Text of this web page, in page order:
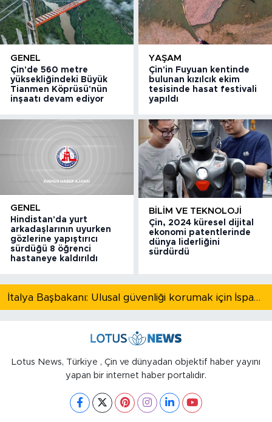
GENEL
Çin'de 560 metre
yüksekliğindeki Büyük
Tianmen Köprüsü'nün
inşaatı devam ediyor
YAŞAM
Çin'in Fuyuan kentinde
bulunan kızılcık ekim
tesisinde hasat festivali
yapıldı
GENEL
Hindistan'da yurt
arkadaşlarının uyurken
gözlerine yapıştırıcı
sürdüğü 8 öğrenci
hastaneye kaldırıldı
BILIM VE TEKNOLOJI
Çin, 2024 küresel dijital
ekonomi patentlerinde
dünya liderliğini
sürdürdü
İtalya Başbakanı: Ulusal güvenliği korumak için İspanya ile Schengen kapsamındaki serbest dolaşımı askıya alıyoruz
Lotus News, Türkiye , Çin ve dünyadan objektif haber yayını
yapan bir internet haber portalıdır.